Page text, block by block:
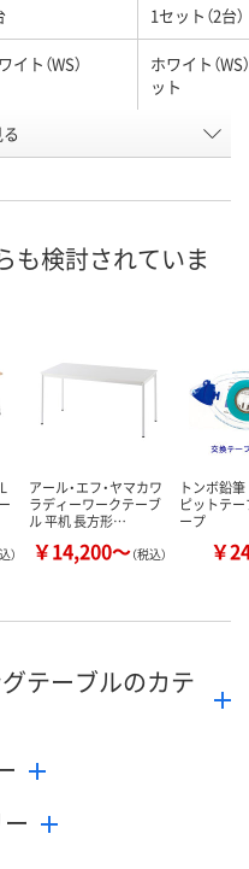
1セット（2台）
イト（WS）
ホワイト（WS
ット
U932052
4日（金）まで
も検討されていま
）
アール・エフ・ヤマカワ
ラディーワークテーブ
ル 平机 長方形…
￥14,200～（税込）
トンボ鉛
ピットテ
ープ
￥
テーブルのカテ